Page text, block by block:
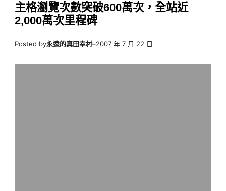
主格瀏覽次數突破600萬次，全站近
2,000萬次里程碑
Posted by永遠的真田幸村–2007 年 7 月 22 日